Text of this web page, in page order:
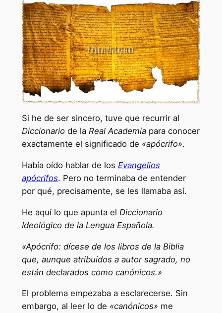
Si he de ser sincero, tuve que recurrir al
Diccionariode la Real Academiapara conocer
exactamente el significado de «apócrifo».
Había oído hablar de los Evangelios
apócrifos. Pero no terminaba de entender
por qué, precisamente, se les llamaba así.
He aquí lo que apunta el Diccionario
Ideológico de la Lengua Española.
«Apócrifo: dícese de los libros de la Biblia
que, aunque atribuidos a autor sagrado, no
están declarados como canónicos.»
El problema empezaba a esclarecerse. Sin
embargo, al leer lo de «canónicos» me